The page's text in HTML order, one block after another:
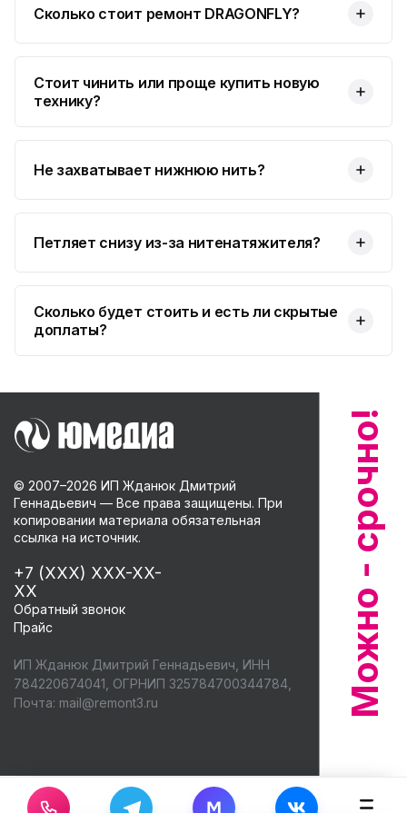
Сколько стоит ремонт DRAGONFLY?
Стоит чинить или проще купить новую
технику?
Не захватывает нижнюю нить?
Петляет снизу из-за нитенатяжителя?
Сколько будет стоить и есть ли скрытые
доплаты?
© 2007–2026 ИП Жданюк Дмитрий
Геннадьевич — Все права защищены. При
копировании материала обязательная
ссылка на источник.
+7 (XXX) XXX-XX-
XX
Обратный звонок
Прайс
ИП Жданюк Дмитрий Геннадьевич, ИНН
784220674041, ОГРНИП 325784700344784,
Почта: mail@remont3.ru
M